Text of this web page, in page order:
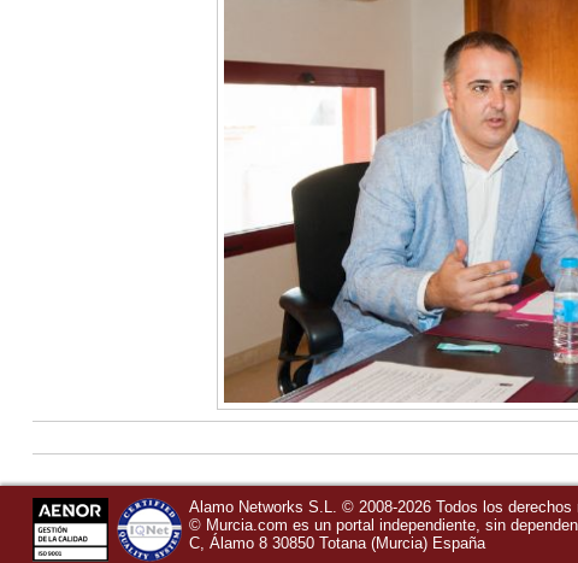
Alamo Networks S.L. © 2008-2026 Todos los derechos
© Murcia.com es un portal independiente, sin
C, Álamo 8 30850 Totana (Murcia) España